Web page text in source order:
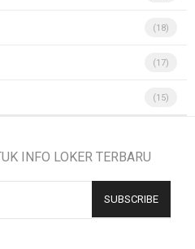
(18)
(17)
(15)
INFO LOKER TERBARU